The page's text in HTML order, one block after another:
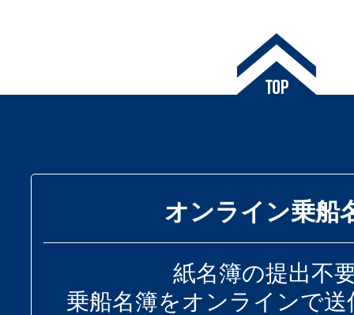
オンライン乗船
紙名簿の提出不
乗船名簿をオンラインで